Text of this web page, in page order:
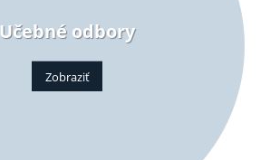
Učebné odbory
Zobraziť